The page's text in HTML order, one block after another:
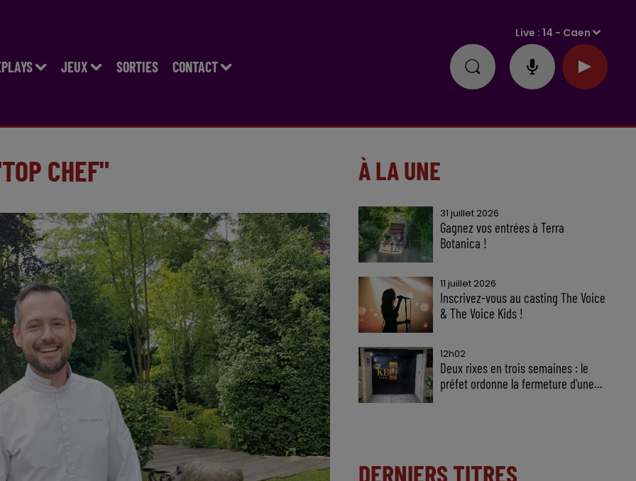
JEUX SORTIES CONTACT
Live :14 - Caen
CHEF" À LA UNE
31 juillet 2026
Gagnez vos entrées à Terra
Botanica !
11 juillet 2026
Inscrivez-vous au casting The Voice
& The Voice Kids !
12h02
Deux rixes en trois semaines : le
préfet ordonne la fermeture d'une...
DERNIERS TITRES